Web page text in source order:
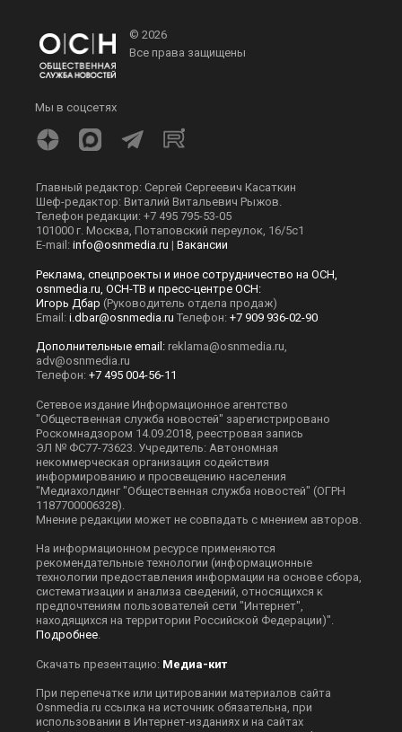
© 2026
Все права защищены
Мы в соцсетях
Главный редактор: Сергей Сергеевич Касаткин
Шеф-редактор: Виталий Витальевич Рыжов.
Телефон редакции: +7 495 795-53-05
101000 г. Москва, Потаповский переулок, 16/5с1
E-mail: info@osnmedia.ru | Вакансии
Реклама, спецпроекты и иное сотрудничество на ОСН,
osnmedia.ru, ОСН-ТВ и пресс-центре ОСН:
Игорь Дбар (Руководитель отдела продаж)
Email: i.dbar@osnmedia.ru Телефон: +7 909 936-02-90
Дополнительные email: reklama@osnmedia.ru
adv@osnmedia.ru
Телефон: +7 495 004-56-11
Сетевое издание Информационное агентство
"Общественная служба новостей" зарегистрировано
Роскомнадзором 14.09.2018, реестровая запись
ЭЛ № ФС77-73623. Учредитель: Автономная
некоммерческая организация содействия
информированию и просвещению населения
"Медиахолдинг "Общественная служба новостей" (ОГРН
1187700006328).
Мнение редакции может не совпадать с мнением авторов.
На информационном ресурсе применяются
рекомендательные технологии (информационные
технологии предоставления информации на основе сбора,
систематизации и анализа сведений, относящихся к
предпочтениям пользователей сети "Интернет",
находящихся на территории Российской Федерации)".
Подробнее
Скачать презентацию: Медиа-кит
При перепечатке или цитировании материалов сайта
Оsnmedia.ru ссылка на источник обязательна, при
использовании в Интернет-изданиях и на сайтах